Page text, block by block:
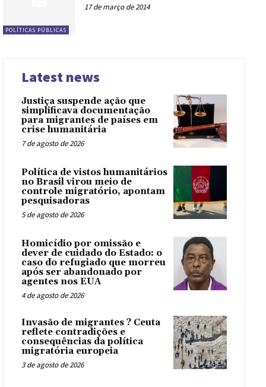
POLÍTICAS PÚBLICAS
17 de março de 2014
Latest news
Justiça suspende ação que
simplificava documentação
para migrantes de países em
crise humanitária
7 de agosto de 2026
Política de vistos humanitários
no Brasil virou meio de
controle migratório, apontam
pesquisadoras
5 de agosto de 2026
Homicídio por omissão e
dever de cuidado do Estado: o
caso do refugiado que morreu
após ser abandonado por
agentes nos EUA
4 de agosto de 2026
Invasão de migrantes ? Ceuta
reflete contradições e
consequências da política
migratória europeia
3 de agosto de 2026